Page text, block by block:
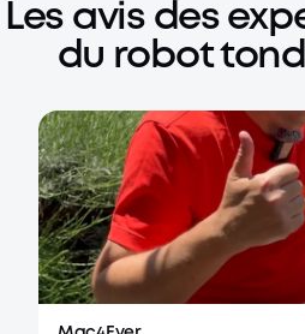
Les avis des
du robot